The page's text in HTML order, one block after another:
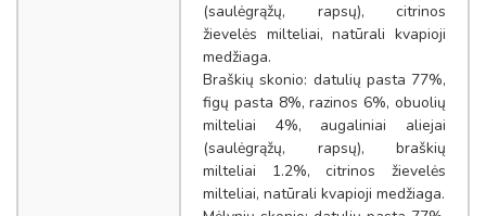
(saulėgrąžų, rapsų), citrinos
žievelės milteliai, natūrali kvapioji
medžiaga.
Braškių skonio: datulių pasta 77%,
figų pasta 8%, razinos 6%, obuolių
milteliai 4%, augaliniai aliejai
(saulėgrąžų, rapsų), braškių
milteliai 1.2%, citrinos žievelės
milteliai, natūrali kvapioji medžiaga.